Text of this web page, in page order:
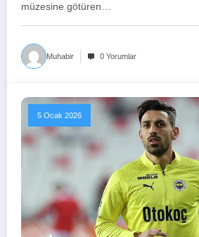
müzesine götüren…
Muhabir 0 Yorumlar
5 Ocak 2026